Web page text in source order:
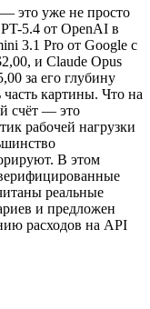
это уже не просто
5.4 от OpenAI в
3.1 Pro от Google с
и Claude Opus
за его глубину
картины. Что на
счёт — это
рабочей нагрузки
В этом
реальные
и предложен
расходов на API